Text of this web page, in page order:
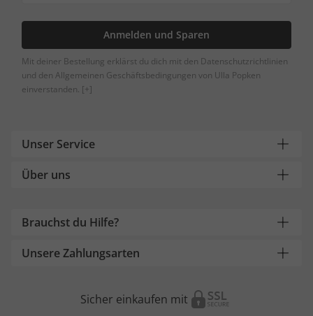
Anmelden und Sparen
Mit deiner Bestellung erklärst du dich mit den Datenschutzrichtlinien
und den Allgemeinen Geschäftsbedingungen von Ulla Popken
einverstanden. [+]
Unser Service
Über uns
Brauchst du Hilfe?
Unsere Zahlungsarten
Sicher einkaufen mit